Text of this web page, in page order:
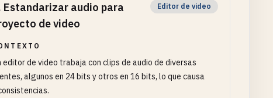
Estandarizar audio para
de video
Editor de video
editor de video trabaja con clips de audio de diversas
algunos en 24 bits y otros en 16 bits, lo que causa